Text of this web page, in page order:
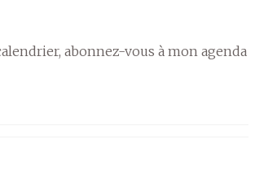
abonnez-vous à mon agenda